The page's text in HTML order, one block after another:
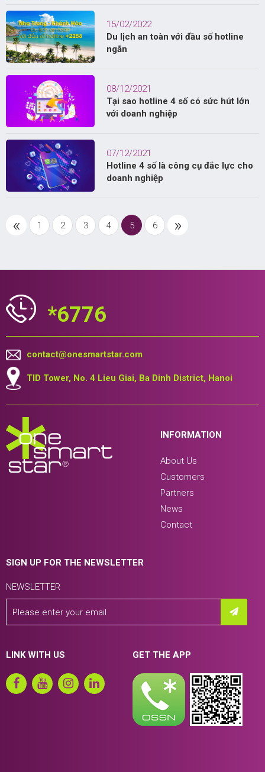
15/02/2022
Du lịch an toàn với đầu số hotline
ngắn
08/12/2021
Tại sao hotline 4 số có sức hút lớn
với doanh nghiệp
07/12/2021
Hotline 4 số là công cụ đắc lực cho
doanh nghiệp
« 1 2 3 4 5 6 »
*6776
contact@onesmartstar.com
TID Tower, No. 4 Lieu Giai, Ba Dinh District, Hanoi
INFORMATION
About Us
Customers
Partners
News
Contact
SIGN UP FOR THE NEWSLETTER
NEWSLETTER
LINK WITH US GET THE APP